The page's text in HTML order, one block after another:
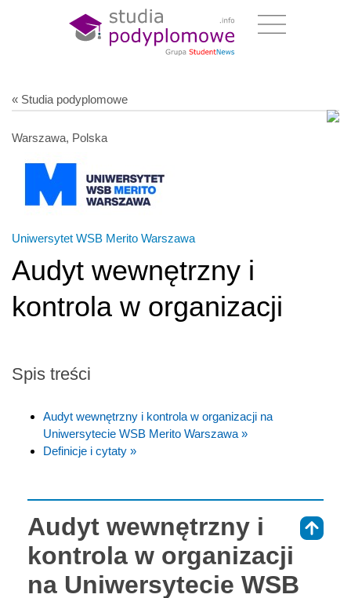
« Studia podyplomowe
Warszawa, Polska
Uniwersytet WSB Merito Warszawa
Audyt wewnętrzny i
kontrola w organizacji
Spis treści
Audyt wewnętrzny i kontrola w organizacji na
Uniwersytecie WSB Merito Warszawa »
Definicje i cytaty »
Audyt wewnętrzny i
kontrola w organizacji
na Uniwersytecie WSB